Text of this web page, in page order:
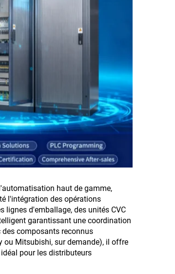
haut de gamme,
l'intégration des opérations
lignes d'emballage, des unités CVC
garantissant une coordination
composants reconnus
ou Mitsubishi, sur demande), il offre
pour les distributeurs